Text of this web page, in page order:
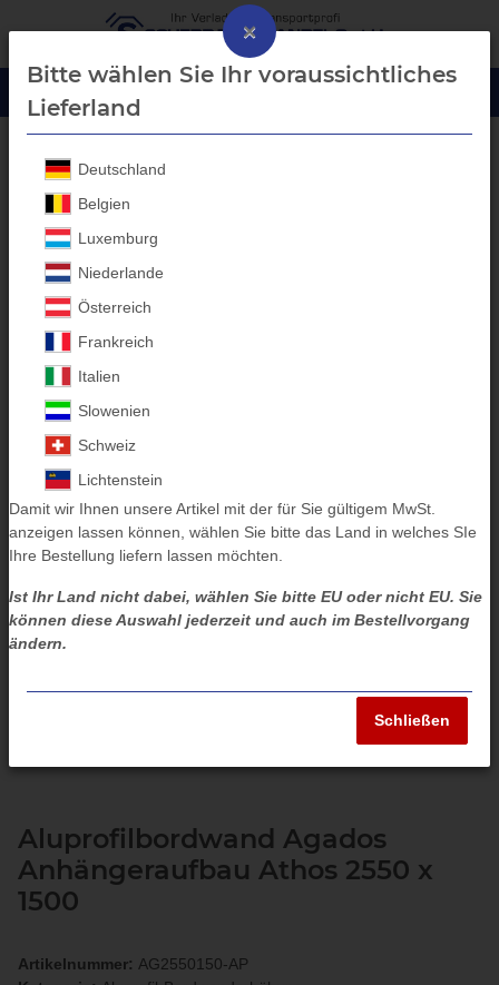
Aluprofil-Bordwanderhöhung
Aluprofilbordwand Agados
Anhängeraufbau Athos 2550 x
1500
Artikelnummer: AG2550150-AP
×
Bitte wählen Sie Ihr voraussichtliches
Lieferland
Deutschland
Belgien
Luxemburg
Niederlande
Österreich
Frankreich
Italien
Slowenien
Schweiz
Lichtenstein
Damit wir Ihnen unsere Artikel mit der für Sie gültigem MwSt.
anzeigen lassen können, wählen Sie bitte das Land in welches SIe
Ihre Bestellung liefern lassen möchten.
Ist Ihr Land nicht dabei, wählen Sie bitte EU oder nicht EU. Sie
können diese Auswahl jederzeit und auch im Bestellvorgang
ändern.
Schließen